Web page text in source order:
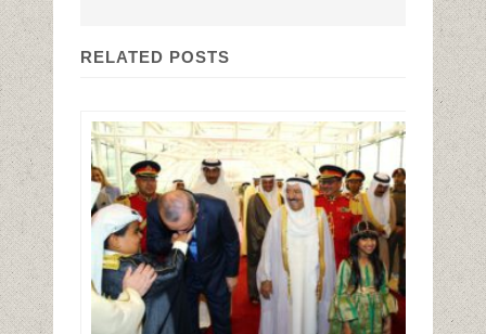
RELATED POSTS